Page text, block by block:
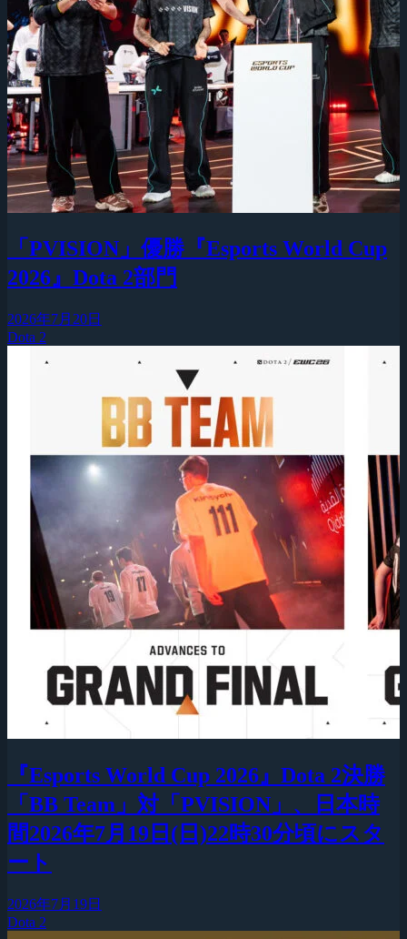
「PVISION」優勝『Esports World Cup
2026』Dota 2部門
2026年7月20日
Dota 2
『Esports World Cup 2026』Dota 2決勝
「BB Team」対「PVISION」、日本時
間2026年7月19日(日)22時30分頃にスタ
ート
2026年7月19日
Dota 2